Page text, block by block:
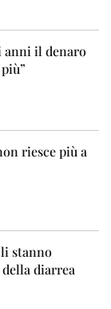
anni il denaro
riesce più a
stanno
diarrea